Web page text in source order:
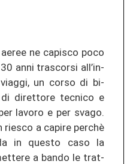
ne ca­pis­co poco
anni tras­cor­si all’in­
un corso di bi­
di­ret­to­re tec­ni­co e
la­vo­ro e per svago.
ries­co a ca­pi­re perchè
in ques­to caso la
a bando le tr­at­